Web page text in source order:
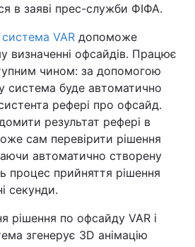
в заяві прес-служби ФІФА.
VAR допоможе
визначенні офсайдів. Працює
чином: за допомогою
система буде автоматично
рефері про офсайд.
результат рефері в
сам перевірити рішення
автоматично створену
процес прийняття рішення
секунди.
рішення по офсайду VAR і
згенерує 3D анімацію